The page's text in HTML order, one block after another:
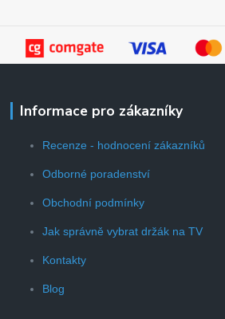
Informace pro zákazníky
Recenze - hodnocení zákazníků
Odborné poradenství
Obchodní podmínky
Jak správně vybrat držák na TV
Kontakty
Blog